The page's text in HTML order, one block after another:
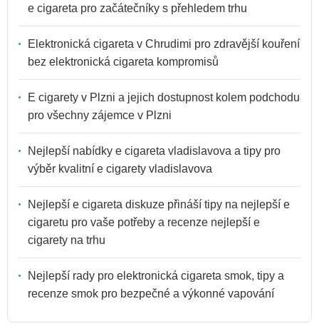
e cigareta pro začátečníky s přehledem trhu
Elektronická cigareta v Chrudimi pro zdravější kouření
bez elektronická cigareta kompromisů
E cigarety v Plzni a jejich dostupnost kolem podchodu
pro všechny zájemce v Plzni
Nejlepší nabídky e cigareta vladislavova a tipy pro
výběr kvalitní e cigarety vladislavova
Nejlepší e cigareta diskuze přináší tipy na nejlepší e
cigaretu pro vaše potřeby a recenze nejlepší e
cigarety na trhu
Nejlepší rady pro elektronická cigareta smok, tipy a
recenze smok pro bezpečné a výkonné vapování